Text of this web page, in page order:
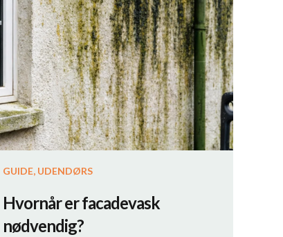
GUIDE, UDENDØRS
Hvornår er facadevask
nødvendig?